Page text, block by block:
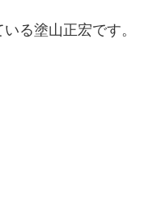
る塗山正宏です。